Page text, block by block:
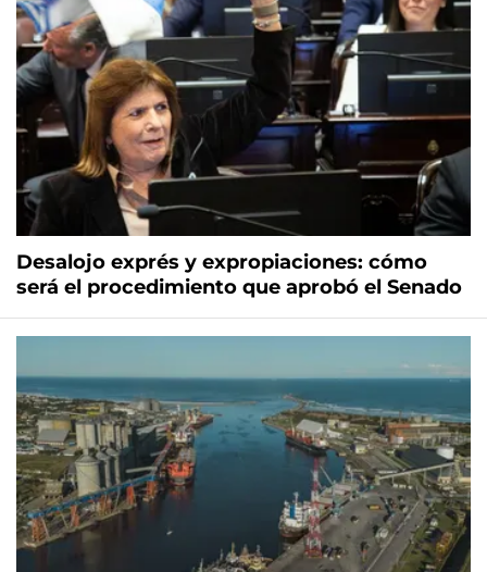
Desalojo exprés y expropiaciones: cómo
será el procedimiento que aprobó el Senado